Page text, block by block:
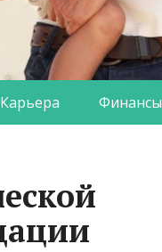
Карьера Финансы